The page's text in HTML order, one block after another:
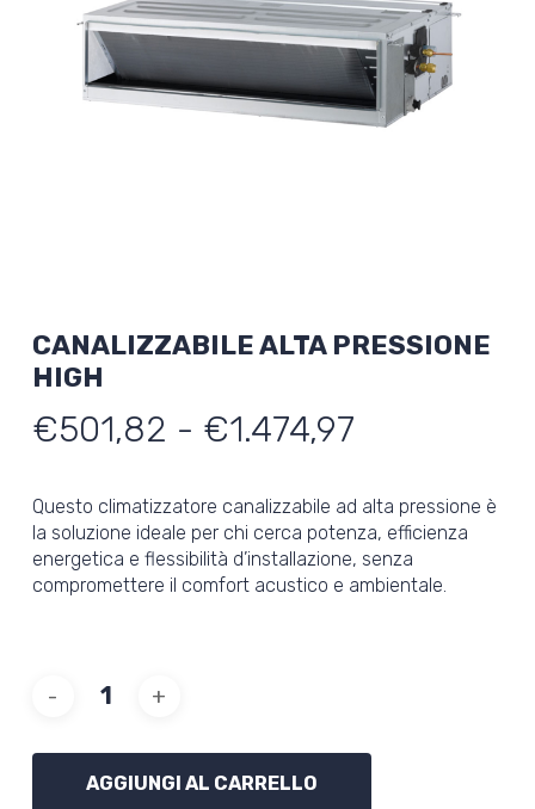
CANALIZZABILE ALTA PRESSIONE
HIGH
€501,82 - €1.474,97Fascia
prezzo:
da
€501,82
Questo climatizzatore canalizzabile ad alta pressione è
la soluzione ideale per chi cerca potenza, efficienza
energetica e flessibilità d’installazione, senza
compromettere il comfort acustico e ambientale.
AGGIUNGI AL CARRELLO